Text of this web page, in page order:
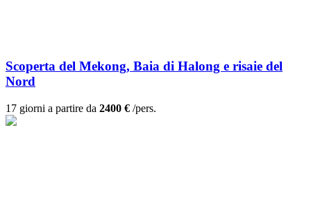
Scoperta del Mekong, Baia di Halong e risaie del
Nord
17 giorni a partire da 2400 € /pers.